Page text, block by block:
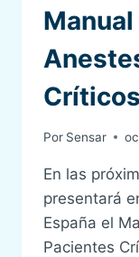
DEL
EN
Y
Por Sensar
En las
presentará
España el
Pacientes